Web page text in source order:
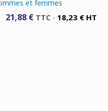
21,88 € TTC - 18,23 € HT